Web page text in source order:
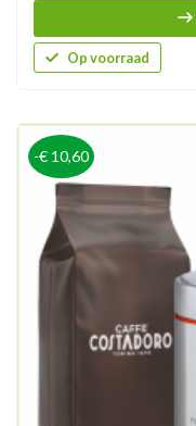
Op voorraad
-€ 10,60